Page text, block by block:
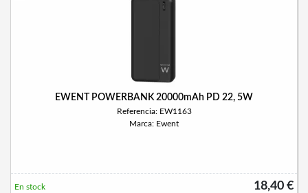
EWENT POWERBANK 20000mAh PD 22, 5W
Referencia: EW1163
Marca: Ewent
18,40 €
En stock